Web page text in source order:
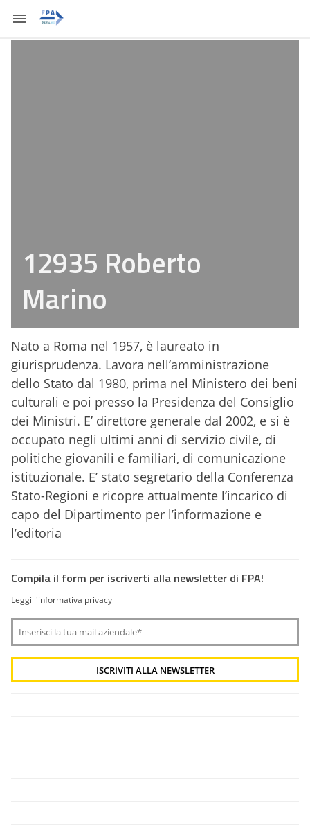
12935 Roberto
Marino
Nato a Roma nel 1957, è laureato in
giurisprudenza. Lavora nell’amministrazione
dello Stato dal 1980, prima nel Ministero dei beni
culturali e poi presso la Presidenza del Consiglio
dei Ministri. E’ direttore generale dal 2002, e si è
occupato negli ultimi anni di servizio civile, di
politiche giovanili e familiari, di comunicazione
istituzionale. E’ stato segretario della Conferenza
Stato-Regioni e ricopre attualmente l’incarico di
capo del Dipartimento per l’informazione e
l’editoria
Compila il form per iscriverti alla newsletter di FPA!
Leggi l'informativa privacy